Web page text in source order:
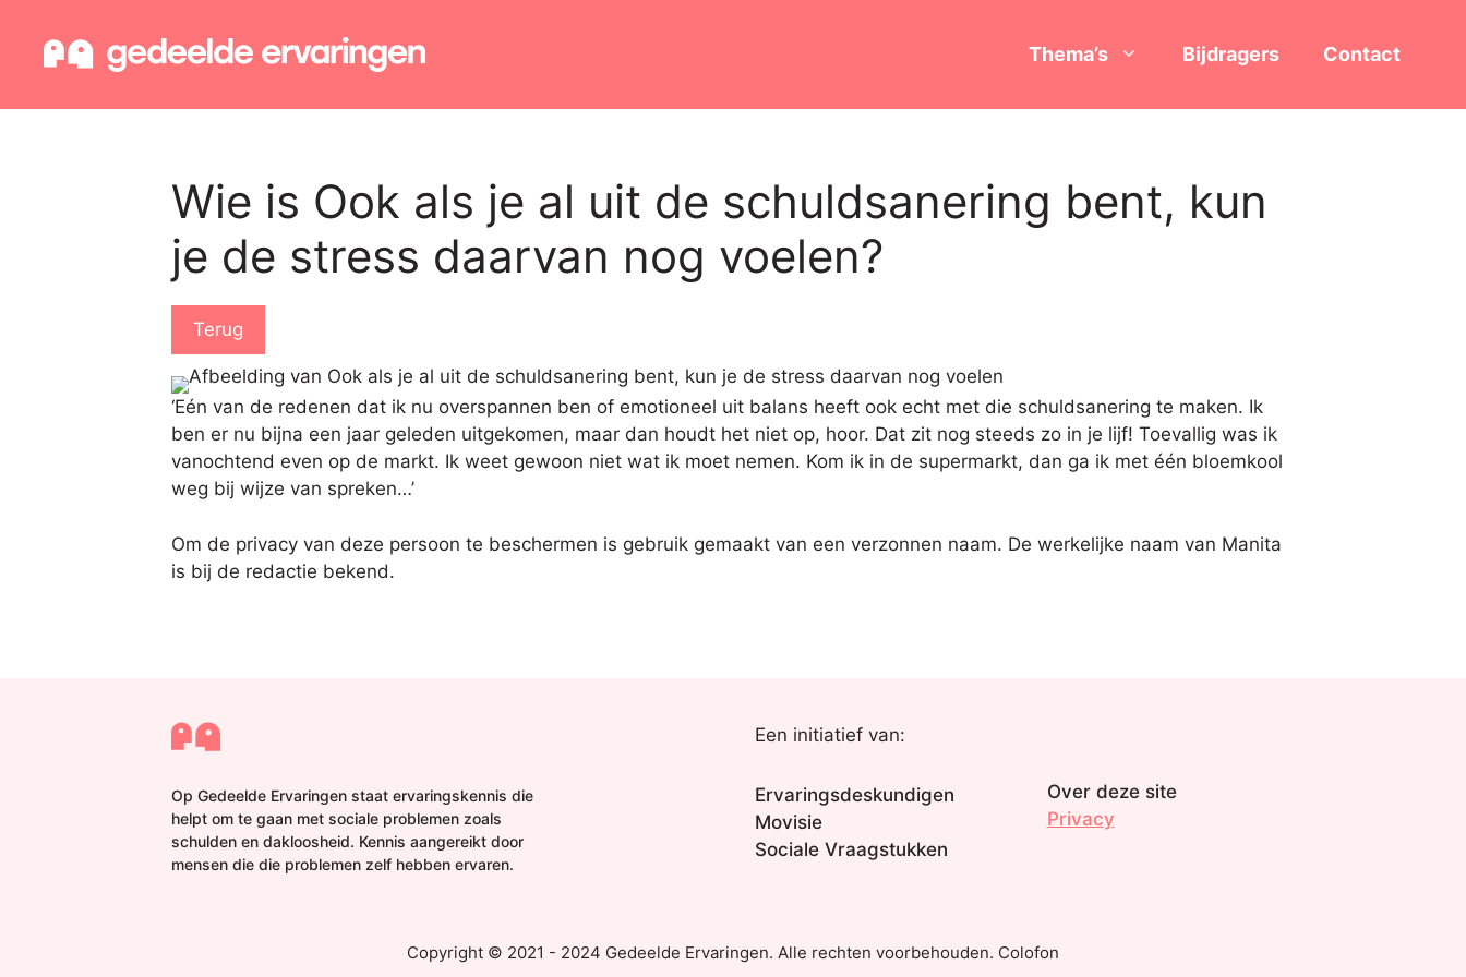
Thema’s Bijdragers Contact
Wie is Ook als je al uit de schuldsanering bent, kun
je de stress daarvan nog voelen?
Terug
‘Eén van de redenen dat ik nu overspannen ben of emotioneel uit balans heeft ook echt met die schuldsanering te maken. Ik
ben er nu bijna een jaar geleden uitgekomen, maar dan houdt het niet op, hoor. Dat zit nog steeds zo in je lijf! Toevallig was ik
vanochtend even op de markt. Ik weet gewoon niet wat ik moet nemen. Kom ik in de supermarkt, dan ga ik met één bloemkool
weg bij wijze van spreken…’
Om de privacy van deze persoon te beschermen is gebruik gemaakt van een verzonnen naam. De werkelijke naam van Manita
is bij de redactie bekend.
Op Gedeelde Ervaringen staat ervaringskennis die
helpt om te gaan met sociale problemen zoals
schulden en dakloosheid. Kennis aangereikt door
mensen die die problemen zelf hebben ervaren.
Een initiatief van:
Ervaringsdeskundigen
Movisie
Sociale Vraagstukken
Over deze site
Privacy
Copyright © 2021 - 2024 Gedeelde Ervaringen. Alle rechten voorbehouden. Colofon